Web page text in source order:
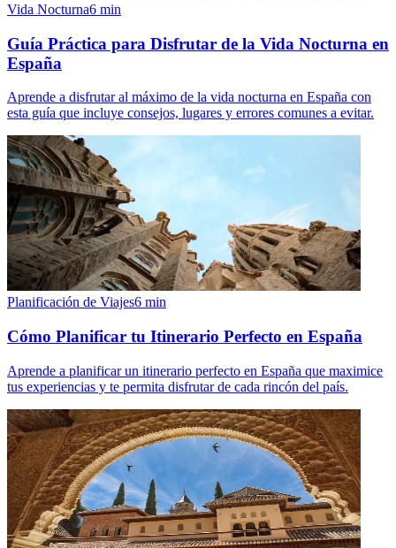
Vida Nocturna6 min
Guía Práctica para Disfrutar de la Vida Nocturna en
España
Aprende a disfrutar al máximo de la vida nocturna en España con
esta guía que incluye consejos, lugares y errores comunes a evitar.
Planificación de Viajes6 min
Cómo Planificar tu Itinerario Perfecto en España
Aprende a planificar un itinerario perfecto en España que maximice
tus experiencias y te permita disfrutar de cada rincón del país.